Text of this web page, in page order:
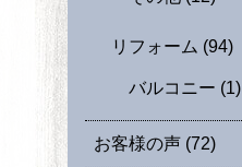
リフォーム (94)
バルコニー (1)
お客様の声 (72)